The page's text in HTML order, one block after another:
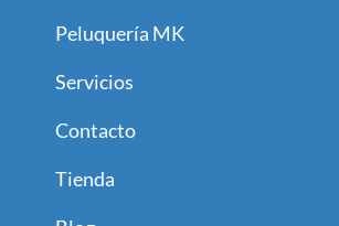
Peluquería MK
Servicios
Contacto
Tienda